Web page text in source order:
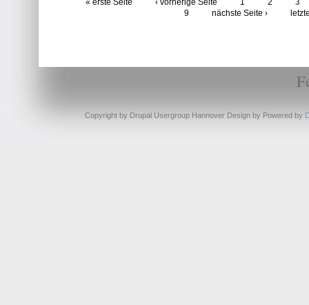
« erste Seite ‹ vorherige Seite 1 2
3
9
nächste Seite ›
Copyright by Drupal Usergroup Hannover Design by Powered by